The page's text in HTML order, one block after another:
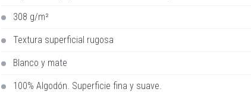
308 g/m²
Textura superficial rugosa
Blanco y mate
100% Algodón. Superficie fina y suave.